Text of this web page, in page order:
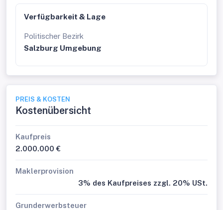
Verfügbarkeit & Lage
Politischer Bezirk
Salzburg Umgebung
PREIS & KOSTEN
Kostenübersicht
Kaufpreis
2.000.000 €
Maklerprovision
3% des Kaufpreises zzgl. 20% USt.
Grunderwerbsteuer